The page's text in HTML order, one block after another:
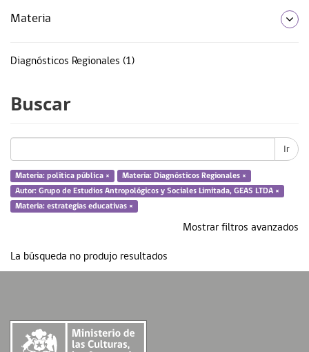
Materia
Diagnósticos Regionales (1)
estrategias educativas (1)
fortalecimiento de estrategias educativas (1)
patrimonio (1)
política pública (1)
... más
Tipo de Recurso
Buscar
Ir
Materia: política pública ×
Materia: Diagnósticos Regionales ×
Autor: Grupo de Estudios Antropológicos y Sociales Limitada, GEAS LTDA ×
Materia: estrategias educativas ×
Mostrar filtros avanzados
La búsqueda no produjo resultados